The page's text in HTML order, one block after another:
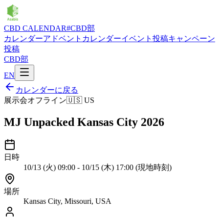
CBD CALENDAR#CBD部
カレンダーアドベントカレンダーイベント投稿キャンペーン
投稿
CBD部
EN
カレンダーに戻る
展示会オフライン🇺🇸 US
MJ Unpacked Kansas City 2026
日時
10/13 (火) 09:00 - 10/15 (木) 17:00 (現地時刻)
場所
Kansas City, Missouri, USA